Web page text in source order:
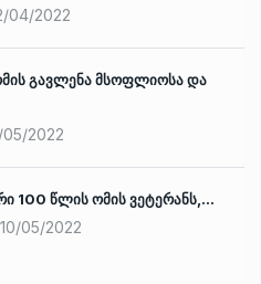
04/2022
გავლენა მსოფლიოსა და
2022
100 წლის ომის ვეტერანს,…
10/05/2022